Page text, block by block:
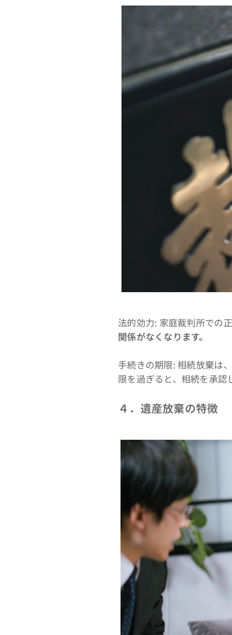
法的効力: 家庭裁判所での
関係がなくなります。
手続きの期限: 相続放棄は
限を過ぎると、相続を承認
４．遺産放棄の特徴